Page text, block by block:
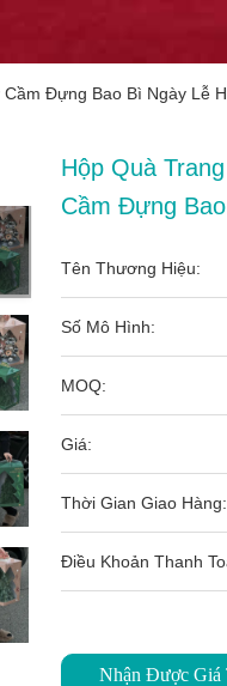
Đựng Bao Bì Ngày Lễ
Hộp Quà
Cầm Đựng
Tên Thương Hiệu:
Số Mô Hình:
MOQ:
Giá:
Thời Gian Giao Hàng:
Điều Khoản Thanh
Nhận Được Giá